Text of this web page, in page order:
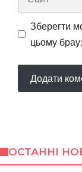
Зберегти
цьому
ОСТАННІ